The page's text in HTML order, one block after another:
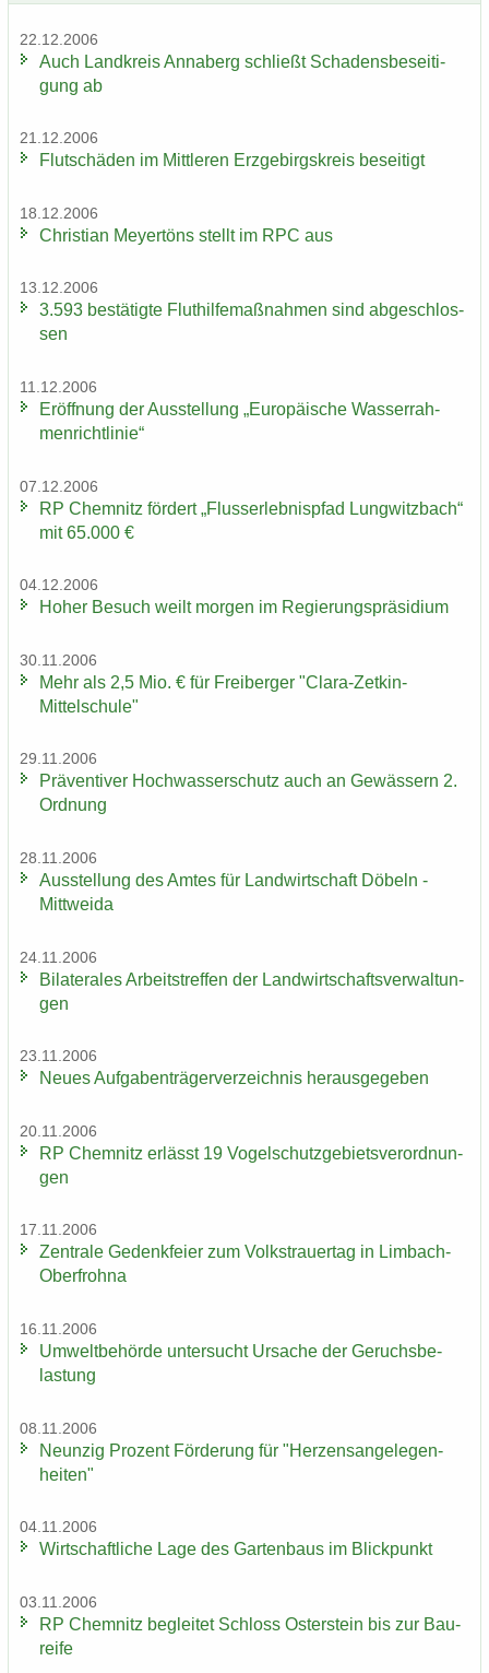
22.12.2006
Auch Land­kreis An­na­berg schließt Scha­dens­be­sei­ti­
gung ab
21.12.2006
Flut­schä­den im Mitt­le­ren Erz­ge­birgs­kreis be­sei­tigt
18.12.2006
Chris­ti­an Mey­er­töns stellt im RPC aus
13.12.2006
3.593 be­stä­tig­te Flut­hil­fe­maß­nah­men sind ab­ge­schlos­
sen
11.12.2006
Er­öff­nung der Aus­stel­lung „Eu­ro­päi­sche Was­ser­rah­
men­richt­li­nie“
07.12.2006
RP Chem­nitz för­dert „Fluss­erleb­nis­pfad Lung­witz­bach“
mit 65.000 €
04.12.2006
Hoher Be­such weilt mor­gen im Re­gie­rungs­prä­si­di­um
30.11.2006
Mehr als 2,5 Mio. € für Frei­ber­ger "Clara-​Zetkin-
Mittelschule"
29.11.2006
Prä­ven­ti­ver Hoch­was­ser­schutz auch an Ge­wäs­sern 2.
Ord­nung
28.11.2006
Aus­stel­lung des Amtes für Land­wirt­schaft Dö­beln -
Mitt­wei­da
24.11.2006
Bi­la­te­ra­les Ar­beits­tref­fen der Land­wirt­schafts­ver­wal­tun­
gen
23.11.2006
Neues Auf­ga­ben­trä­ger­ver­zeich­nis her­aus­ge­ge­ben
20.11.2006
RP Chem­nitz er­lässt 19 Vo­gel­schutz­ge­biets­ver­ord­nun­
gen
17.11.2006
Zen­tra­le Ge­denk­fei­er zum Volks­trau­er­tag in Limbach-​
Oberfrohna
16.11.2006
Um­welt­be­hör­de un­ter­sucht Ur­sa­che der Ge­ruchs­be­
las­tung
08.11.2006
Neun­zig Pro­zent För­de­rung für "Her­zens­an­ge­le­gen­
hei­ten"
04.11.2006
Wirt­schaft­li­che Lage des Gar­ten­baus im Blick­punkt
03.11.2006
RP Chem­nitz be­glei­tet Schloss Os­ter­stein bis zur Bau­
rei­fe